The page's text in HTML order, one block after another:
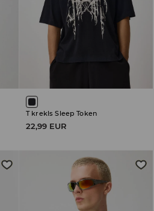
T krekls Sleep Token
22,99 EUR